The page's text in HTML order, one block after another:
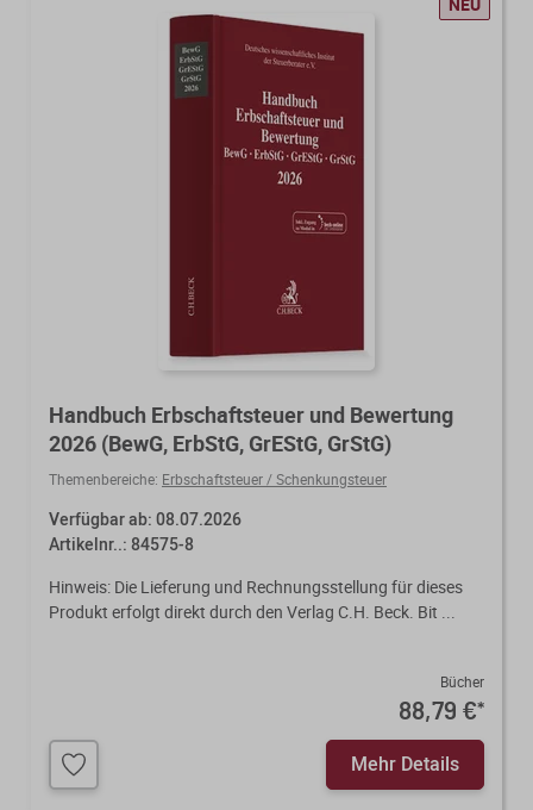
Handbuch Erbschaftsteuer und Bewertung
2026 (BewG, ErbStG, GrEStG, GrStG)
Themenbereiche: Erbschaftsteuer / Schenkungsteuer
Verfügbar ab: 08.07.2026
Artikelnr..: 84575-8
Hinweis: Die Lieferung und Rechnungsstellung für dieses
Produkt erfolgt direkt durch den Verlag C.H. Beck. Bit ...
Bücher
88,79 €*
Mehr Details